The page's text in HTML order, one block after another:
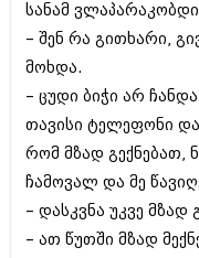
სანამ
– შენ რა გითხარი,
მოხდა.
– ცუდი ბიჭი არ
თავისი ტელეფონი
რომ მზად გექნებათ,
ჩამოვალ და მე
– დასკვნა უკვე მზად
– ათ წუთში მზად